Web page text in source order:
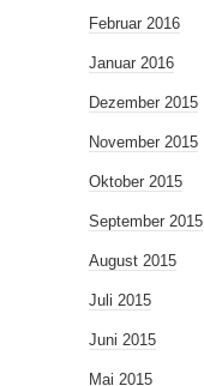
Februar 2016
Januar 2016
Dezember 2015
November 2015
Oktober 2015
September 2015
August 2015
Juli 2015
Juni 2015
Mai 2015